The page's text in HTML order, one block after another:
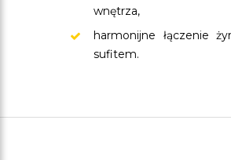
wnętrza,
harmonijne łączenie
sufitem.